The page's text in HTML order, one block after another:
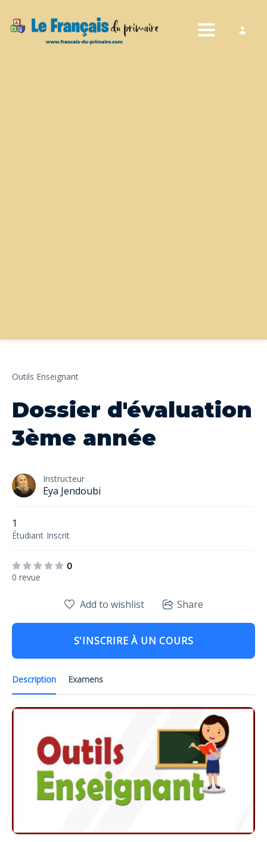
Toggle
Outils Enseignant
Dossier d'évaluation
3ème année
Instructeur
Eya Jendoubi
1
Étudiant Inscrit
0
0 revue
Description Examens
Add to wishlist Share
S'INSCRIRE À UN COURS